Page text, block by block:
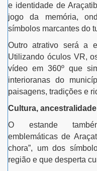
e identidade de
jogo da memória,
símbolos marcantes do
Outro atrativo será a
Utilizando óculos VR,
vídeo em 360º que
interioranas do
paisagens, tradições e
Cultura,
O estande
emblemáticas de
chora”, um dos
região e que desperta